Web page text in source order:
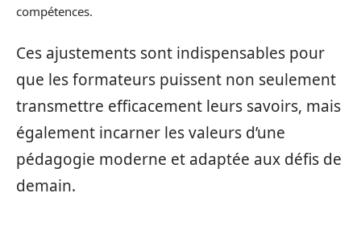
compétences.
Ces ajustements sont indispensables pour
que les formateurs puissent non seulement
transmettre efficacement leurs savoirs, mais
également incarner les valeurs d’une
pédagogie moderne et adaptée aux défis de
demain.